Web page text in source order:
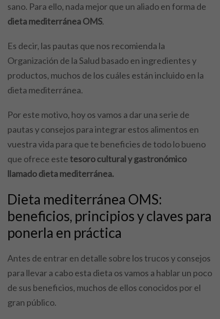
sano. Para ello, nada mejor que un aliado en forma de
dieta mediterránea OMS.
Es decir, las pautas que nos recomienda la
Organización de la Salud basado en ingredientes y
productos, muchos de los cuáles están incluido en la
dieta mediterránea.
Por este motivo, hoy os vamos a dar una serie de
pautas y consejos para integrar estos alimentos en
vuestra vida para que te beneficies de todo lo bueno
que ofrece estetesoro cultural y gastronómico
llamado dieta mediterránea.
Dieta mediterránea OMS:
beneficios, principios y claves para
ponerla en práctica
Antes de entrar en detalle sobre los trucos y consejos
para llevar a cabo esta dieta os vamos a hablar un poco
de sus beneficios, muchos de ellos conocidos por el
gran público.